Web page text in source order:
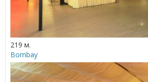
219 м.
Bombay